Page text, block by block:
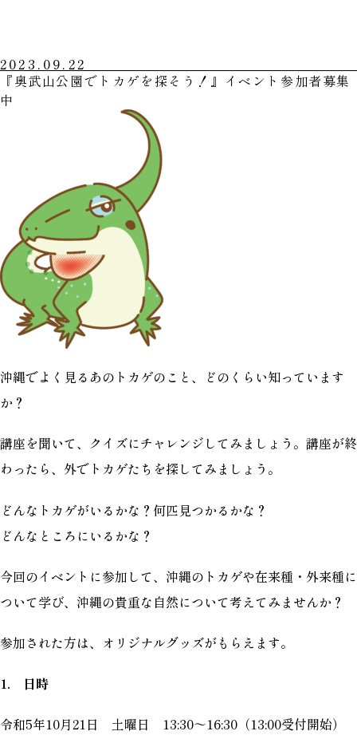
2023.09.22
『奥武山公園でトカゲを探そう！』イベント参加者募集
中
沖縄でよく見るあのトカゲのこと、どのくらい知っています
か？
講座を聞いて、クイズにチャレンジしてみましょう。講座が終
わったら、外でトカゲたちを探してみましょう。
どんなトカゲがいるかな？何匹見つかるかな？
どんなところにいるかな？
今回のイベントに参加して、沖縄のトカゲや在来種・外来種に
ついて学び、沖縄の貴重な自然について考えてみませんか？
参加された方は、オリジナルグッズがもらえます。
1. 日時
令和5年10月21日 土曜日 13:30～16:30（13:00受付開始）